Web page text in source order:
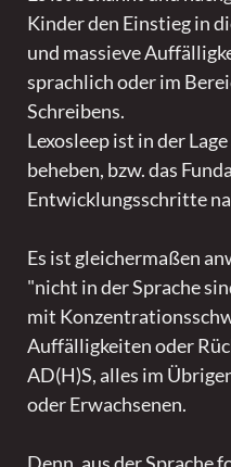
Kinder den Einstieg in
und massieve
sprachlich oder im
Schreibens.
Lexosleep ist in der
beheben, bzw. das
Entwicklungsschritte
Es ist gleichermaßen
"nicht in der Sprache
mit
Auffälligkeiten oder
AD(H)S, alles im
oder Erwachsenen.